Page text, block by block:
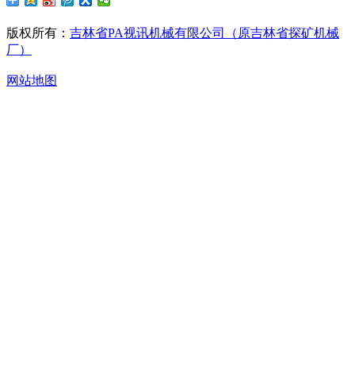
版权所有： 吉林省PA视讯机械有限公司（原吉林省探矿机械
厂）
网站地图